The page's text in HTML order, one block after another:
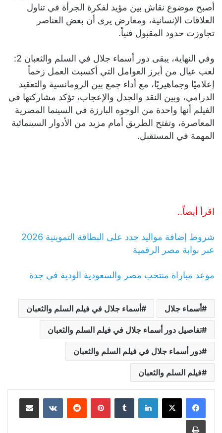
أصبح موضوع نقاش بين مؤيد لفكرة الجرأة في تناول
العلاقات الإنسانية، ومعارض يرى أن بعض العناصر
تجاوزت حدود المقبول فنياً.
وفي النهاية، يبقى دور أسماء جلال في السلم والثعبان 2:
لعب عيال من أبرز العوامل التي أكسبت العمل زخماً
إعلاميًا وجماهيريًا، مع أداء جمع بين الرومانسية والتعقيد
الدرامي، وبين النقد والجدل والإعجاب، تؤكد مشاركتها في
الفيلم أنها واحدة من الوجوه البارزة في السينما المصرية
المعاصرة، وتفتح الطريق أمام مزيد من الأدوار السينمائية
المهمة في المستقبل.
اقرأ أيضاً..
شروط إضافة مواليد جدد على البطاقة التموينية 2026
عبر بوابة مصر الرقمية
موعد مباراة منتخب مصر والسعودية الودية في جدة
أسماء جلال أسماء جلال في فيلم السلم والثعبان
تفاصيل دور أسماء جلال في فيلم السلم والثعبان
دور أسماء جلال في فيلم السلم والثعبان
فيلم السلم والثعبان
لينكدإن بينتيريست مشاركة عبر البريد
طباعة